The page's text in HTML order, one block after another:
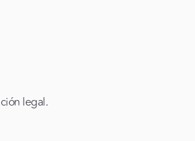
legal.